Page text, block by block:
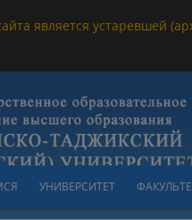
является устаревшей
УНИВЕРСИТЕТ